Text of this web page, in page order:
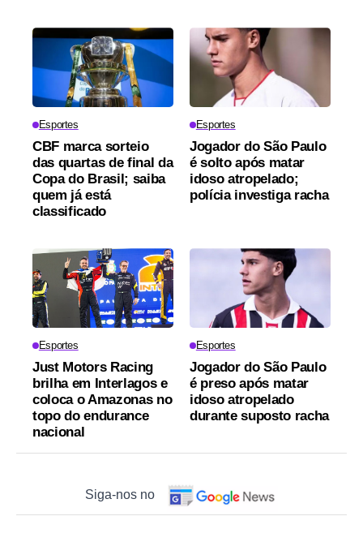
Esportes
CBF marca sorteio
das quartas de final da
Copa do Brasil; saiba
quem já está
classificado
Esportes
Jogador do São Paulo
é solto após matar
idoso atropelado;
polícia investiga racha
Esportes
Just Motors Racing
brilha em Interlagos e
coloca o Amazonas no
topo do endurance
nacional
Esportes
Jogador do São Paulo
é preso após matar
idoso atropelado
durante suposto racha
Siga-nos no